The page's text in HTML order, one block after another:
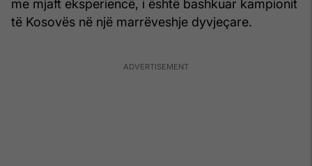
me mjaft eksperiencë, i është bashkuar kampionit
të Kosovës në një marrëveshje dyvjeçare.